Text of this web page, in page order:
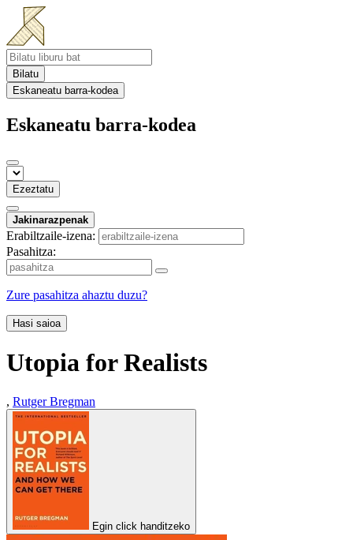
Bilatu
Eskaneatu barra-kodea
Eskaneatu barra-kodea
Ezeztatu
Jakinarazpenak
Erabiltzaile-izena:
Pasahitza:
Zure pasahitza ahaztu duzu?
Hasi saioa
Utopia for Realists
, Rutger Bregman
Egin click handitzeko